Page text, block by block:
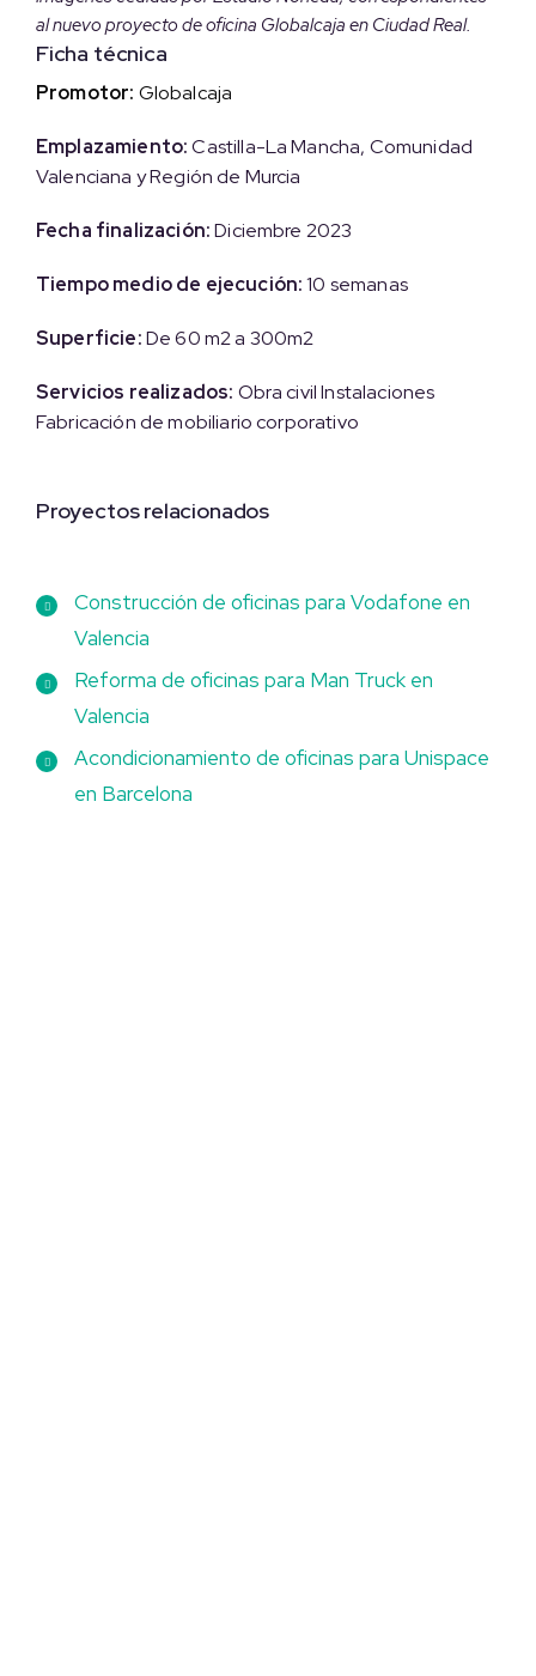
al nuevo proyecto de oficina Globalcaja en Ciudad Real.
Ficha técnica
Promotor: Globalcaja
Emplazamiento:Castilla-La Mancha, Comunidad
Valenciana y Región de Murcia
Fecha finalización:Diciembre 2023
Tiempo medio de ejecución:10 semanas
Superficie:De 60 m2 a 300m2
Servicios realizados: Obra civilInstalaciones
Fabricación de mobiliario corporativo
Proyectos relacionados
Construcción de oficinas para Vodafone en
Valencia
Reforma de oficinas para Man Truck en
Valencia
Acondicionamiento de oficinas para Unispace
en Barcelona